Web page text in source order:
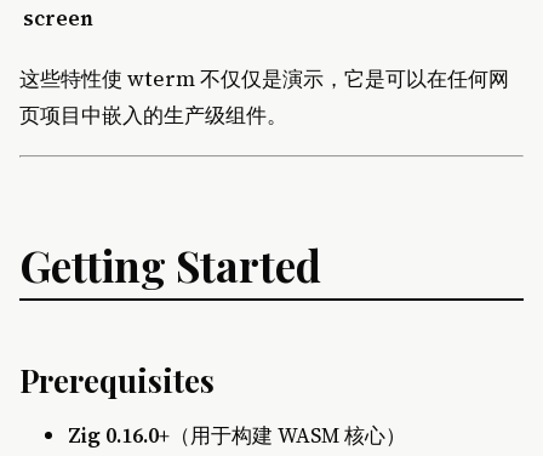
screen
这些特性使 wterm 不仅仅是演示，它是可以在任何网
页项目中嵌入的生产级组件。
Getting Started
Prerequisites
Zig 0.16.0+ （用于构建 WASM 核心）